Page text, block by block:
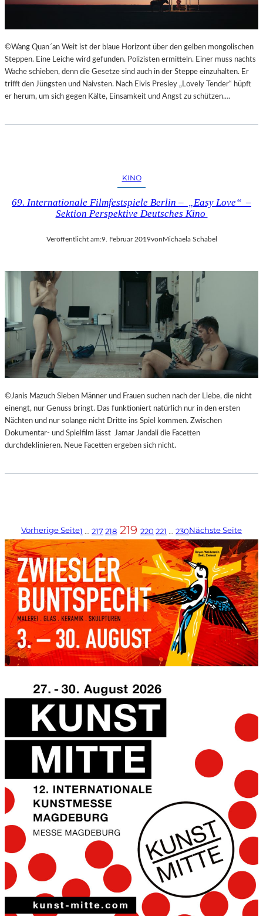
©Wang Quan´an Weit ist der blaue Horizont über den gelben mongolischen
Steppen. Eine Leiche wird gefunden. Polizisten ermitteln. Einer muss nachts
Wache schieben, denn die Gesetze sind auch in der Steppe einzuhalten. Er
trifft den Jüngsten und Naivsten. Nach Elvis Presley „Lovely Tender“ hüpft
er herum, um sich gegen Kälte, Einsamkeit und Angst zu schützen.…
KINO
69. Internationale Filmfestspiele Berlin – „Easy Love“ –
Sektion Perspektive Deutsches Kino
Veröffentlicht am:9. Februar 2019vonMichaela Schabel
©Janis Mazuch Sieben Männer und Frauen suchen nach der Liebe, die nicht
einengt, nur Genuss bringt. Das funktioniert natürlich nur in den ersten
Nächten und nur solange nicht Dritte ins Spiel kommen. Zwischen
Dokumentar- und Spielfilm lässt Jamar Jandali die Facetten
durchdeklinieren. Neue Facetten ergeben sich nicht.
Vorherige Seite1 … 217218 219 220 221 … 230Nächste Seite